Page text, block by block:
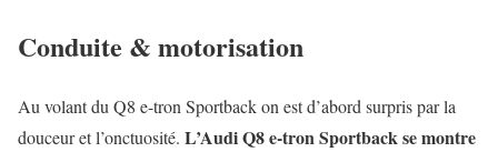
Conduite & motorisation
Au volant du Q8 e-tron Sportback on est d’abord surpris par la
douceur et l’onctuosité. L’Audi Q8 e-tron Sportback se montre